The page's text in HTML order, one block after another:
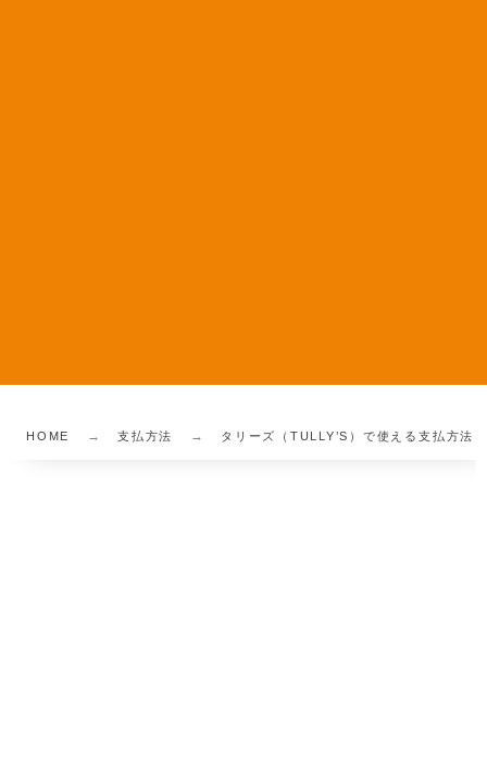
HOME 支払方法 タリーズ（TULLY’S）で使える支払方法！